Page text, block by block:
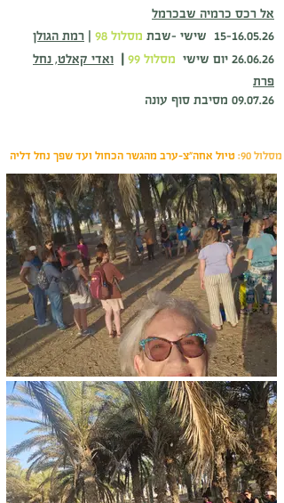
אל רכס כרמיה שבכרמל
15-16.05.26 שישי -שבת מסלול 98 | רמת הגולן
26.06.26 יום שישי מסלול 99 | ואדי קאלט, נחל
פרת
09.07.26 מסיבת סוף עונה
מסלול 90: טיול אחה"צ-ערב מהגשר הכחול ועד שפך נחל דליה